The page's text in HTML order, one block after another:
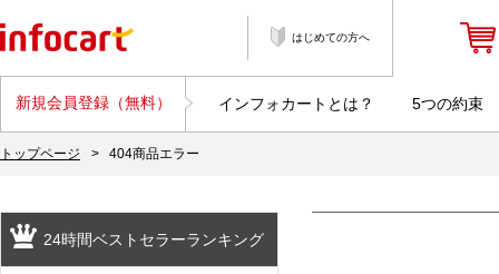
はじめての方へ
新規会員登録（無料） インフォカートとは？ 5つの約束
トップページ > 404商品エラー
24時間ベストセラーランキング